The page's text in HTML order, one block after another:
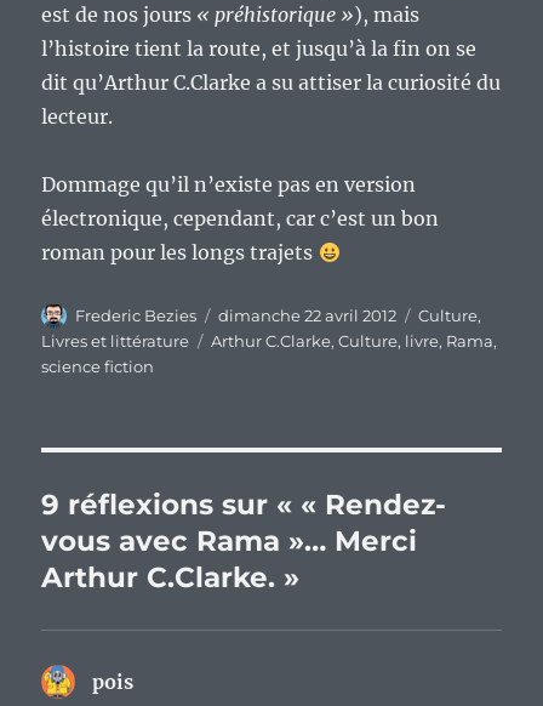
est de nos jours « préhistorique »), mais
l’histoire tient la route, et jusqu’à la fin on se
dit qu’Arthur C.Clarke a su attiser la curiosité du
lecteur.
Dommage qu’il n’existe pas en version
électronique, cependant, car c’est un bon
roman pour les longs trajets
Auteur
Frederic Bezies
Publié
le
dimanche 22 avril 2012 Catégories
Culture,
Livres et littérature
Étiquettes
Arthur C.Clarke,Culture, livre, Rama,
science fiction
9 réflexions sur « « Rendez-
vous avec Rama »… Merci
Arthur C.Clarke. »
pois